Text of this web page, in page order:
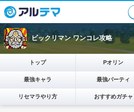
ビックリマン ワンコレ攻略
トップ Pオリン
最強キャラ 最強パーティ
リセマラやり方 おすすめガチャ